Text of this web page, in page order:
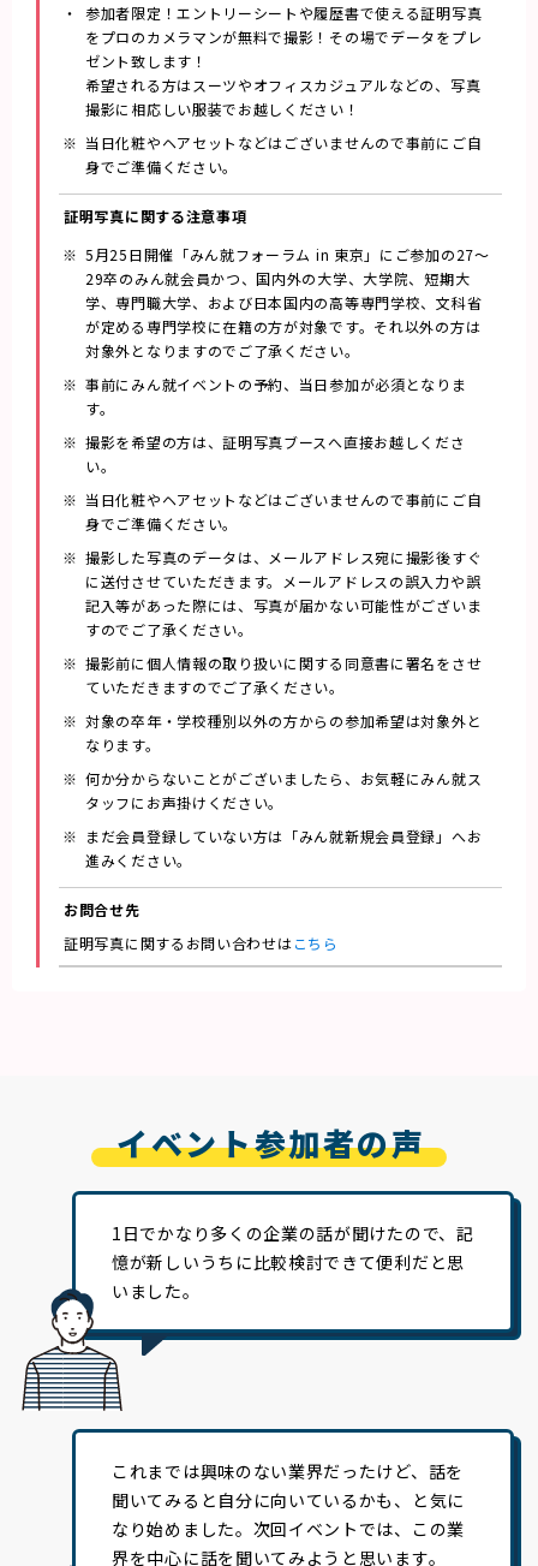
参加者限定！エントリーシートや履歴書で使える証明写真
をプロのカメラマンが無料で撮影！その場でデータをプレ
ゼント致します！
希望される方はスーツやオフィスカジュアルなどの、写真
撮影に相応しい服装でお越しください！
当日化粧やヘアセットなどはございませんので事前にご自
身でご準備ください。
証明写真に関する注意事項
5月25日開催「みん就フォーラム in 東京」にご参加の27～
29卒のみん就会員かつ、国内外の大学、大学院、短期大
学、専門職大学、および日本国内の高等専門学校、文科省
が定める専門学校に在籍の方が対象です。それ以外の方は
対象外となりますのでご了承ください。
事前にみん就イベントの予約、当日参加が必須となりま
す。
撮影を希望の方は、証明写真ブースへ直接お越しくださ
い。
当日化粧やヘアセットなどはございませんので事前にご自
身でご準備ください。
撮影した写真のデータは、メールアドレス宛に撮影後すぐ
に送付させていただきます。メールアドレスの誤入力や誤
記入等があった際には、写真が届かない可能性がございま
すのでご了承ください。
撮影前に個人情報の取り扱いに関する同意書に署名をさせ
ていただきますのでご了承ください。
対象の卒年・学校種別以外の方からの参加希望は対象外と
なります。
何か分からないことがございましたら、お気軽にみん就ス
タッフにお声掛けください。
まだ会員登録していない方は「みん就新規会員登録」へお
進みください。
お問合せ先
証明写真に関するお問い合わせはこちら
イベント参加者の声
1日でかなり多くの企業の話が聞けたので、記
憶が新しいうちに比較検討できて便利だと思
いました。
これまでは興味のない業界だったけど、話を
聞いてみると自分に向いているかも、と気に
なり始めました。次回イベントでは、この業
界を中心に話を聞いてみようと思います。